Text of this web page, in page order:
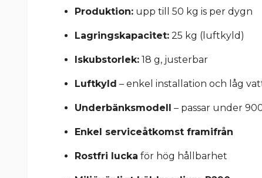
Produktion: upp till 50 kg is per dygn
Lagringskapacitet: 25 kg (luftkyld)
Iskubstorlek: 18 g, justerbar
Luftkyld – enkel installation och låg
Underbänksmodell – passar under
Enkel serviceåtkomst framifrån
Rostfri lucka för hög hållbarhet